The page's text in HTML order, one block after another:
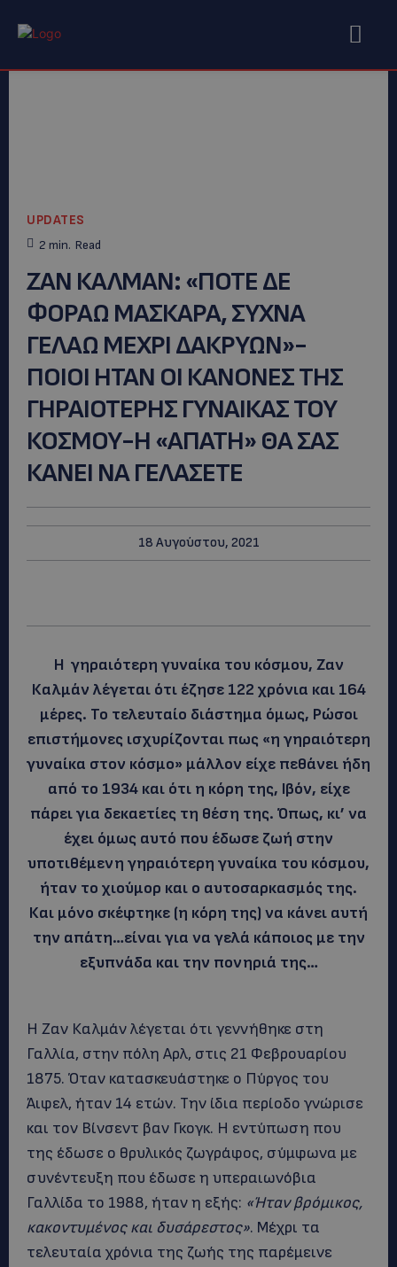
UPDATES
2 min. Read
ΖΑΝ ΚΑΛΜΑΝ: «ΠΟΤΕ ΔΕ
ΦΟΡΑΩ ΜΑΣΚΑΡΑ, ΣΥΧΝΑ
ΓΕΛΑΩ ΜΕΧΡΙ ΔΑΚΡΥΩΝ»-
ΠΟΙΟΙ ΗΤΑΝ ΟΙ ΚΑΝΟΝΕΣ ΤΗΣ
ΓΗΡΑΙΟΤΕΡΗΣ ΓΥΝΑΙΚΑΣ ΤΟΥ
ΚΟΣΜΟΥ-Η «ΑΠΑΤΗ» ΘΑ ΣΑΣ
ΚΑΝΕΙ ΝΑ ΓΕΛΑΣΕΤΕ
18 Αυγούστου, 2021
Η γηραιότερη γυναίκα του κόσμου, Ζαν
Καλμάν λέγεται ότι έζησε 122 χρόνια και 164
μέρες. Το τελευταίο διάστημα όμως, Ρώσοι
επιστήμονες ισχυρίζονται πως «η γηραιότερη
γυναίκα στον κόσμο» μάλλον είχε πεθάνει ήδη
από το 1934 και ότι η κόρη της, Ιβόν, είχε
πάρει για δεκαετίες τη θέση της. Όπως, κι’ να
έχει όμως αυτό που έδωσε ζωή στην
υποτιθέμενη γηραιότερη γυναίκα του κόσμου,
ήταν το χιούμορ και ο αυτοσαρκασμός της.
Και μόνο σκέφτηκε (η κόρη της) να κάνει αυτή
την απάτη…είναι για να γελά κάποιος με την
εξυπνάδα και την πονηριά της…
Η Ζαν Καλμάν λέγεται ότι γεννήθηκε στη
Γαλλία, στην πόλη Αρλ, στις 21 Φεβρουαρίου
1875. Όταν κατασκευάστηκε ο Πύργος του
Άιφελ, ήταν 14 ετών. Την ίδια περίοδο γνώρισε
και τον Βίνσεντ βαν Γκογκ. Η εντύπωση που
της έδωσε ο θρυλικός ζωγράφος, σύμφωνα με
συνέντευξη που έδωσε η υπεραιωνόβια
Γαλλίδα το 1988, ήταν η εξής: «Ήταν βρόμικος,
κακοντυμένος και δυσάρεστος». Μέχρι τα
τελευταία χρόνια της ζωής της παρέμεινε